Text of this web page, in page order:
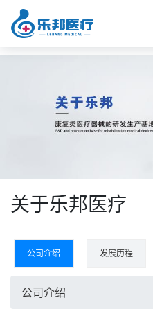
关于乐邦医疗
公司介绍 发展历程
公司介绍